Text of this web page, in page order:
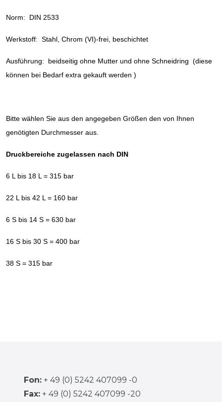
Norm: DIN 2533
Werkstoff: Stahl, Chrom (VI)-frei, beschichtet
Ausführung: beidseitig ohne Mutter und ohne Schneidring (diese
können bei Bedarf extra gekauft werden )
Bitte wählen Sie aus den angegeben Größen den von Ihnen
genötigten Durchmesser aus.
Druckbereiche zugelassen nach DIN
6 L bis 18 L = 315 bar
22 L bis 42 L = 160 bar
6 S bis 14 S = 630 bar
16 S bis 30 S = 400 bar
38 S = 315 bar
Fon: + 49 (0) 5242 407099 -0
Fax: + 49 (0) 5242 407099 -20